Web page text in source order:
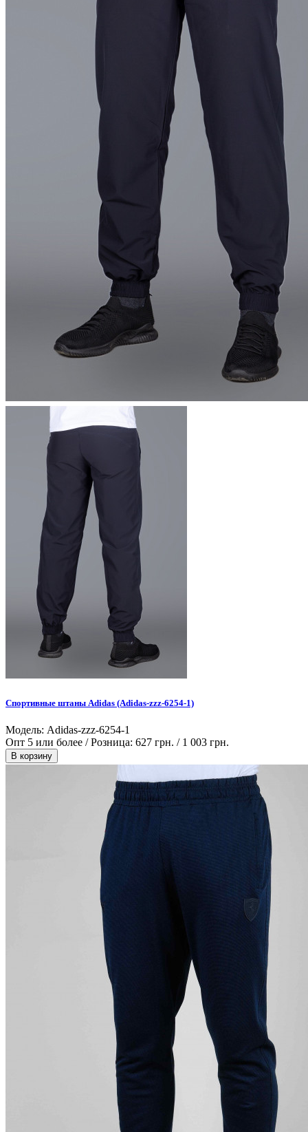
Спортивные штаны Adidas (Adidas-zzz-6254-1)
Модель: Adidas-zzz-6254-1
Опт 5 или более / Розница: 627 грн. / 1 003 грн.
В корзину